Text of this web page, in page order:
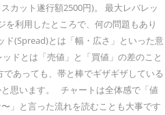
カット遂行額2500円)。 最大レバレッ
を利用したところで、何の問題もあり
ド(Spread)とは「幅・広さ」といった意
ドとは「売値」と「買値」の差のこと
あっても、帯と棒でギザギザしている
思います。 チャートは全体感で「値
」と言った流れを読むことも大事です